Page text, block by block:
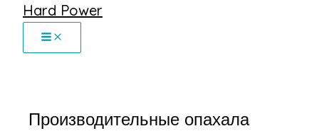
Hard Power
Производительные опахала